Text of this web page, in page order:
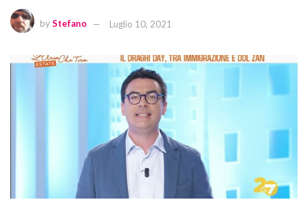
byStefano Luglio 10, 2021